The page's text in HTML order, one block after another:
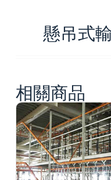
懸吊式
相關商品